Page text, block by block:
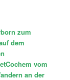
zum
dem
vom
an der